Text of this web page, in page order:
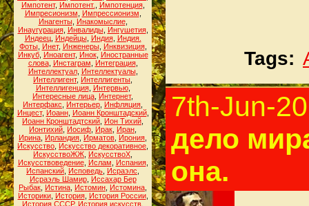
Импотент, Импотент. Импотенция,
Импресионизм
Импрессионизм
Инагенты, Инакомыслие,
Инаугурация, Инвалиды, Ингушетия,
Индеец, Индейцы, Индия, Индия.
Фоты, Инет, Инженеры, Инквизиция,
Инкуб, Иноагент, Инок, Иностранные
слова, Инстаграм Интеграция,
Интеллектуал, Интеллектуалы,
Интеллигент, Интеллигенты
Интеллигенция, Интервью,
Интересные лица Интернет,
Интерфакс
Интерьер Инфляция
Инцест, Иоанн, Иоанн Кронштадский,
Иоанн Кронштадтский Ион Тихий
Ионтихий Иосиф Ирак Иран
Ирина Ирландия Ирматов Ирония
Искусство Искусство декоративное
ИскусствоЖЖ ИскусствоХ
Искусствоведение, Ислам Испания,
Испанский Исповедь Исраэлс
Исраэль Шамир, Иссахар Бер
Рыбак Истина Истомин Истомина
Историки, История, История России,
История СССР, История искусств
Tags:
7th-Jun-
дело
она.